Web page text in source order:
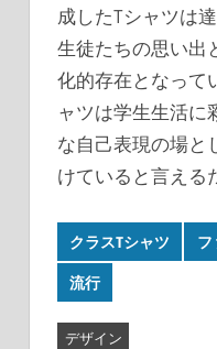
成したTシャツは
生徒たちの思い出
化的存在となって
ャツは学生生活に
な自己表現の場と
けていると言える
クラスTシャツ フ
流行
デザイン